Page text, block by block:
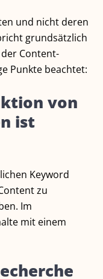
und nicht deren
grundsätzlich
Content-
Punkte beachtet:
von
ist
Keyword
zu
Im
mit einem